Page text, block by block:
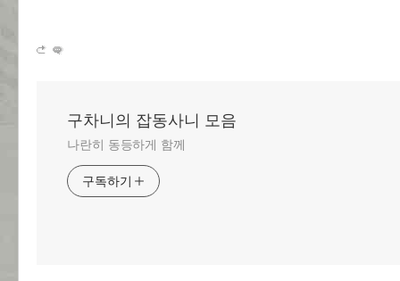
구차니의 잡동사니 모음
나란히 동등하게 함께
구독하기